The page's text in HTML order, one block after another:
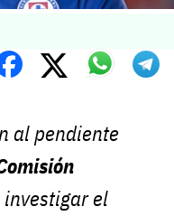
al pendiente
el